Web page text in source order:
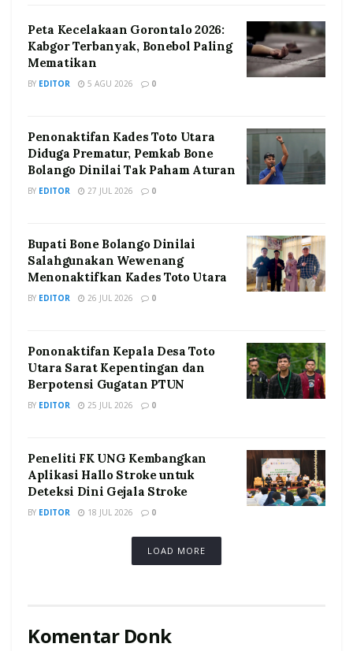
Peta Kecelakaan Gorontalo 2026:
Kabgor Terbanyak, Bonebol Paling
Mematikan
BY EDITOR 5 AGU 2026 0
Penonaktifan Kades Toto Utara
Diduga Prematur, Pemkab Bone
Bolango Dinilai Tak Paham Aturan
BY EDITOR 27 JUL 2026 0
Bupati Bone Bolango Dinilai
Salahgunakan Wewenang
Menonaktifkan Kades Toto Utara
BY EDITOR 26 JUL 2026 0
Pononaktifan Kepala Desa Toto
Utara Sarat Kepentingan dan
Berpotensi Gugatan PTUN
BY EDITOR 25 JUL 2026 0
Peneliti FK UNG Kembangkan
Aplikasi Hallo Stroke untuk
Deteksi Dini Gejala Stroke
BY EDITOR 18 JUL 2026 0
LOAD MORE
Komentar Donk